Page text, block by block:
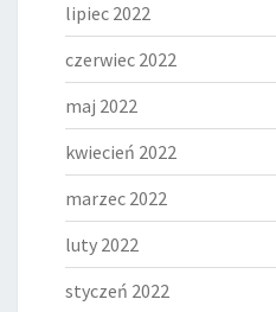
lipiec 2022
czerwiec 2022
maj 2022
kwiecień 2022
marzec 2022
luty 2022
styczeń 2022